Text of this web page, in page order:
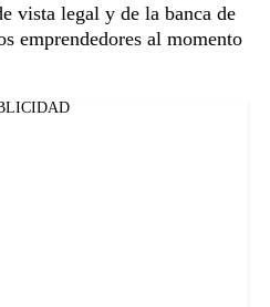
vista legal y de la banca de
emprendedores al momento